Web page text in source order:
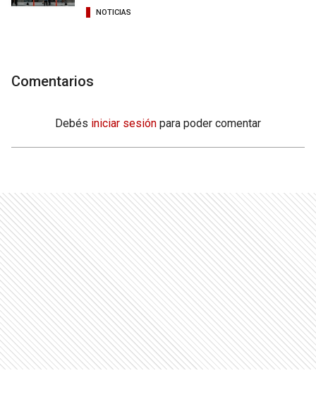
NOTICIAS
Comentarios
Debés iniciar sesión para poder comentar